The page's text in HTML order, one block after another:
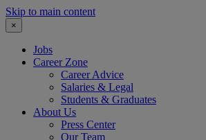
Skip to main content
×
Jobs
Career Zone
Career Advice
Salaries & Legal
Students & Graduates
About Us
Press Center
Our Team